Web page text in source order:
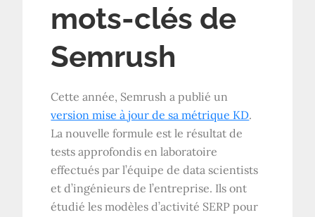
mots-clés de
Semrush
Cette année, Semrush a publié un
version mise à jour de sa métrique KD.
La nouvelle formule est le résultat de
tests approfondis en laboratoire
effectués par l’équipe de data scientists
et d’ingénieurs de l’entreprise. Ils ont
étudié les modèles d’activité SERP pour